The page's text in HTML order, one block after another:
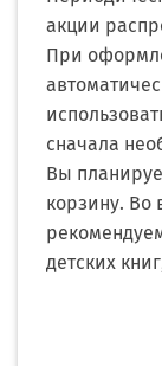
акции
При
сначала
Вы
корзину.
детских